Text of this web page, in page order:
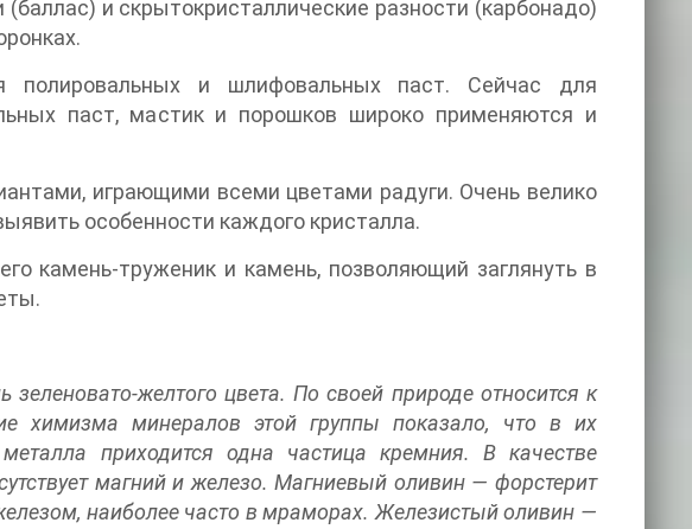
и скрытокристаллические разности (карбонадо)
полировальных и шлифовальных паст. Сейчас для
паст, мастик и порошков широко применяются и
играющими всеми цветами радуги. Очень велико
особенности каждого кристалла.
камень-труженик и камень, позволяющий заглянуть в
желтого цвета. По своей природе относится к
химизма минералов этой группы показало, что в их
приходится одна частица кремния. В качестве
магний и железо. Магниевый оливин — форстерит
наиболее часто в мраморах. Железистый оливин —